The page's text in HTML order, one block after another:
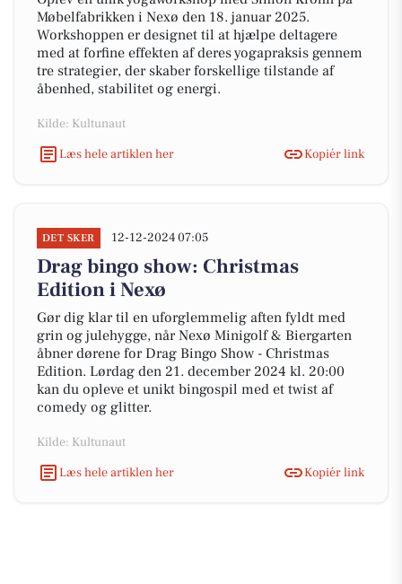
Møbelfabrikken i Nexø den 18. januar 2025.
Workshoppen er designet til at hjælpe deltagere
med at forfine effekten af deres yogapraksis gennem
tre strategier, der skaber forskellige tilstande af
åbenhed, stabilitet og energi.
Kilde: Kultunaut
Læs hele artiklen her
Kopiér link
DET SKER 12-12-2024 07:05
Drag bingo show: Christmas
Edition i Nexø
Gør dig klar til en uforglemmelig aften fyldt med
grin og julehygge, når Nexø Minigolf & Biergarten
åbner dørene for Drag Bingo Show - Christmas
Edition. Lørdag den 21. december 2024 kl. 20:00
kan du opleve et unikt bingospil med et twist af
comedy og glitter.
Kilde: Kultunaut
Læs hele artiklen her
Kopiér link